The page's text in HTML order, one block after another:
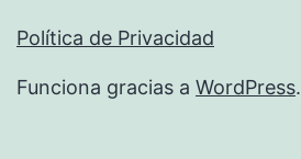
Política de Privacidad
Funciona gracias a WordPress.